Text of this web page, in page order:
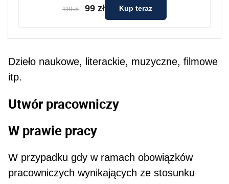
119 zł 99 zł Kup teraz
Dzieło naukowe, literackie, muzyczne, filmowe
itp.
Utwór pracowniczy
W prawie pracy
W przypadku gdy w ramach obowiązków
pracow­niczych wynikających ze stosunku